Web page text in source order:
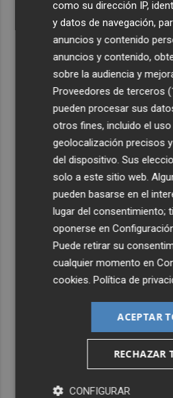
como su dirección IP,
y datos de navegación,
anuncios y contenido
anuncios y contenido,
sobre la audiencia y
Proveedores de terceros
pueden procesar sus
otros fines, incluido el
geolocalización precisos
del dispositivo. Sus
solo a este sitio web.
pueden basarse en el
lugar del consentimiento;
oponerse en
Puede retirar su
cualquier momento en
cookies.Política de
ACEPTAR
RECHAZAR
CONFIGURAR